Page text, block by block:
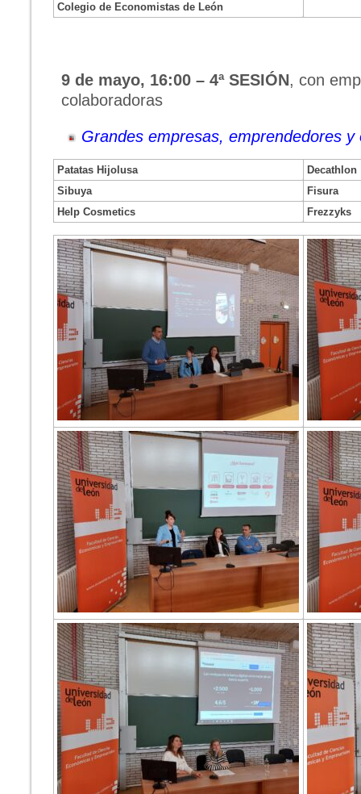
Colegio de Economistas de León
9 de mayo, 16:00 – 4ª SESIÓN, con
colaboradoras
Grandes empresas, emprendedores y
Patatas Hijolusa
Decathlon
Sibuya
Fisura
Help Cosmetics
Frezzyks